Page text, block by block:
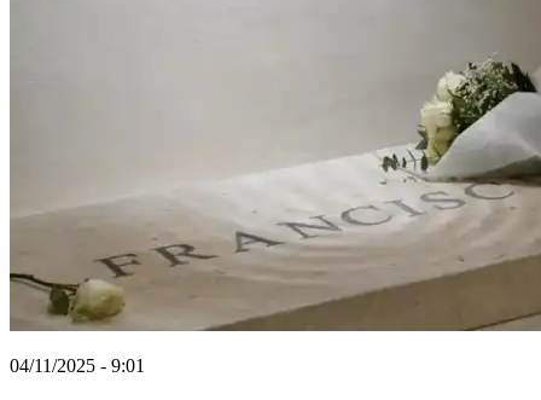
04/11/2025 - 9:01